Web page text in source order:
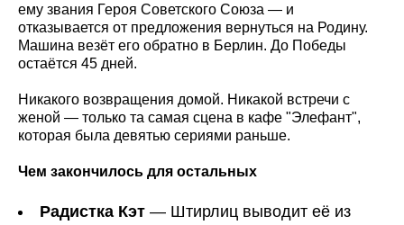
ему звания Героя Советского Союза — и
отказывается от предложения вернуться на Родину.
Машина везёт его обратно в Берлин. До Победы
остаётся 45 дней.
Никакого возвращения домой. Никакой встречи с
женой — только та самая сцена в кафе "Элефант",
которая была девятью сериями раньше.
Чем закончилось для остальных
Радистка Кэт — Штирлиц выводит её из